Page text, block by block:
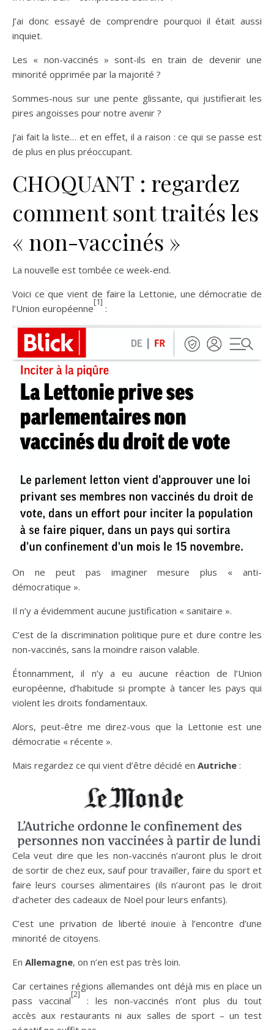
J’ai donc essayé de comprendre pourquoi il était aussi
inquiet.
Les « non-vaccinés » sont-ils en train de devenir une
minorité opprimée par la majorité ?
Sommes-nous sur une pente glissante, qui justifierait les
pires angoisses pour notre avenir ?
J’ai fait la liste… et en effet, il a raison : ce qui se passe est
de plus en plus préoccupant.
CHOQUANT : regardez
comment sont traités les
« non-vaccinés »
La nouvelle est tombée ce week-end.
Voici ce que vient de faire la Lettonie, une démocratie de
l’Union européenne
[1]
:
On ne peut pas imaginer mesure plus « anti-
démocratique ».
Il n’y a évidemment aucune justification « sanitaire ».
C’est de la discrimination politique pure et dure contre les
non-vaccinés, sans la moindre raison valable.
Étonnamment, il n’y a eu aucune réaction de l’Union
européenne, d’habitude si prompte à tancer les pays qui
violent les droits fondamentaux.
Alors, peut-être me direz-vous que la Lettonie est une
démocratie « récente ».
Mais regardez ce qui vient d’être décidé en Autriche :
Cela veut dire que les non-vaccinés n’auront plus le droit
de sortir de chez eux, sauf pour travailler, faire du sport et
faire leurs courses alimentaires (ils n’auront pas le droit
d’acheter des cadeaux de Noël pour leurs enfants).
C’est une privation de liberté inouïe à l’encontre d’une
minorité de citoyens.
En Allemagne, on n’en est pas très loin.
Car certaines régions allemandes ont déjà mis en place un
pass vaccinal
[2]
: les non-vaccinés n’ont plus du tout
accès aux restaurants ni aux salles de sport – un test